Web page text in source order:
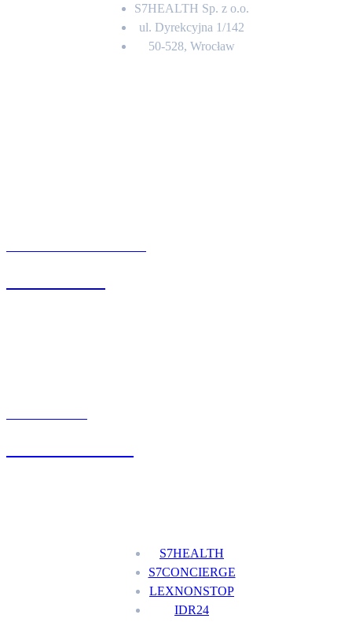
S7HEALTH Sp. z o.o.
ul. Dyrekcyjna 1/142
50-528, Wrocław
S7HEALTH
S7CONCIERGE
LEXNONSTOP
IDR24